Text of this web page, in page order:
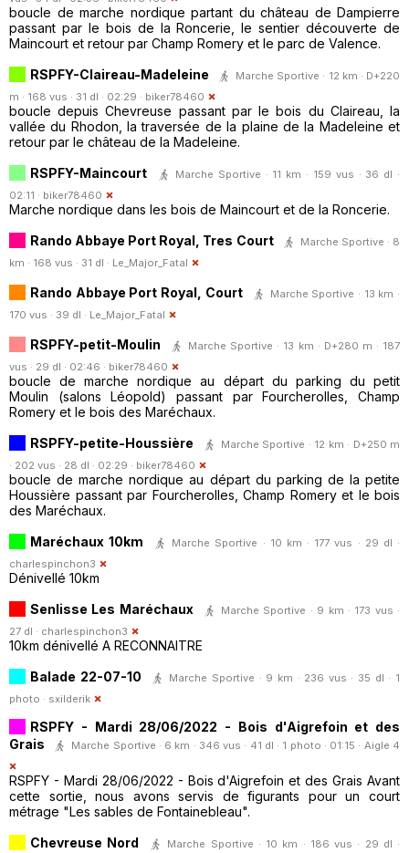
boucle de marche nordique partant du château de Dampierre
passant par le bois de la Roncerie, le sentier découverte de
Maincourt et retour par Champ Romery et le parc de Valence.
RSPFY-Claireau-Madeleine
Marche Sportive · 12 km · D+220
m · 168 vus · 31 dl · 02:29 · biker78460
boucle depuis Chevreuse passant par le bois du Claireau, la
vallée du Rhodon, la traversée de la plaine de la Madeleine et
retour par le château de la Madeleine.
RSPFY-Maincourt
Marche Sportive · 11 km · 159 vus · 36 dl ·
02:11 · biker78460
Marche nordique dans les bois de Maincourt et de la Roncerie.
Rando Abbaye Port Royal, Tres Court
Marche Sportive · 8
km · 168 vus · 31 dl · Le_Major_Fatal
Rando Abbaye Port Royal, Court
Marche Sportive · 13 km ·
170 vus · 39 dl · Le_Major_Fatal
RSPFY-petit-Moulin
Marche Sportive · 13 km · D+280 m · 187
vus · 29 dl · 02:46 · biker78460
boucle de marche nordique au départ du parking du petit
Moulin (salons Léopold) passant par Fourcherolles, Champ
Romery et le bois des Maréchaux.
RSPFY-petite-Houssière
Marche Sportive · 12 km · D+250 m
· 202 vus · 28 dl · 02:29 · biker78460
boucle de marche nordique au départ du parking de la petite
Houssière passant par Fourcherolles, Champ Romery et le bois
des Maréchaux.
Maréchaux 10km
Marche Sportive · 10 km · 177 vus · 29 dl ·
charlespinchon3
Dénivellé 10km
Senlisse Les Maréchaux
Marche Sportive · 9 km · 173 vus ·
27 dl · charlespinchon3
10km dénivellé A RECONNAITRE
Balade 22-07-10
Marche Sportive · 9 km · 236 vus · 35 dl · 1
photo · sxilderik
RSPFY - Mardi 28/06/2022 - Bois d'Aigrefoin et des
Grais
Marche Sportive · 6 km · 346 vus · 41 dl · 1 photo · 01:15 · Aigle 4
RSPFY - Mardi 28/06/2022 - Bois d'Aigrefoin et des Grais Avant
cette sortie, nous avons servis de figurants pour un court
métrage "Les sables de Fontainebleau".
Chevreuse Nord
Marche Sportive · 10 km · 186 vus · 29 dl ·